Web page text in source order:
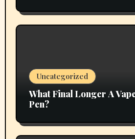
Uncategorized
What Final Longer A
Pen?